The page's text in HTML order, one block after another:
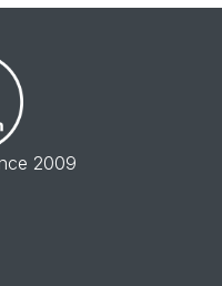
2009